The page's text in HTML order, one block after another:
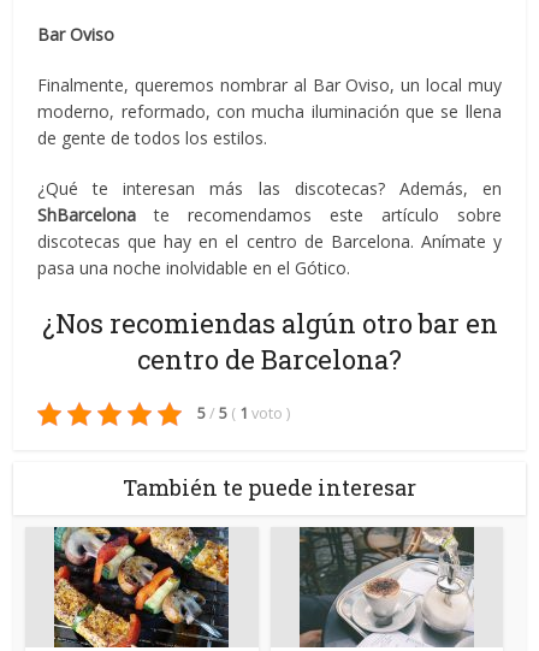
Bar Oviso
Finalmente, queremos nombrar al Bar Oviso, un local muy
moderno, reformado, con mucha iluminación que se llena
de gente de todos los estilos.
¿Qué te interesan más las discotecas? Además, en
ShBarcelona te recomendamos este artículo sobre
discotecas que hay en el centro de Barcelona. Anímate y
pasa una noche inolvidable en el Gótico.
¿Nos recomiendas algún otro bar en
centro de Barcelona?
5/ 5 ( 1 voto )
También te puede interesar